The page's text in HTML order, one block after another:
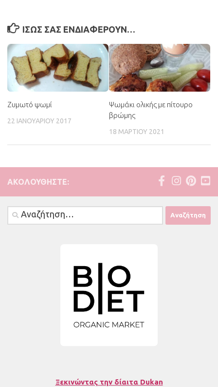
ΊΣΩΣ ΣΑΣ ΕΝΔΙΑΦΈΡΟΥΝ…
Ζυμωτό ψωμί
22 ΙΑΝΟΥΑΡΊΟΥ 2017
Ψωμάκι ολικής με πίτουρο
βρώμης
18 ΜΑΡΤΊΟΥ 2021
ΑΚΟΛΟΥΘΉΣΤΕ:
Αναζήτηση
για:
Ξεκινώντας την δίαιτα Dukan